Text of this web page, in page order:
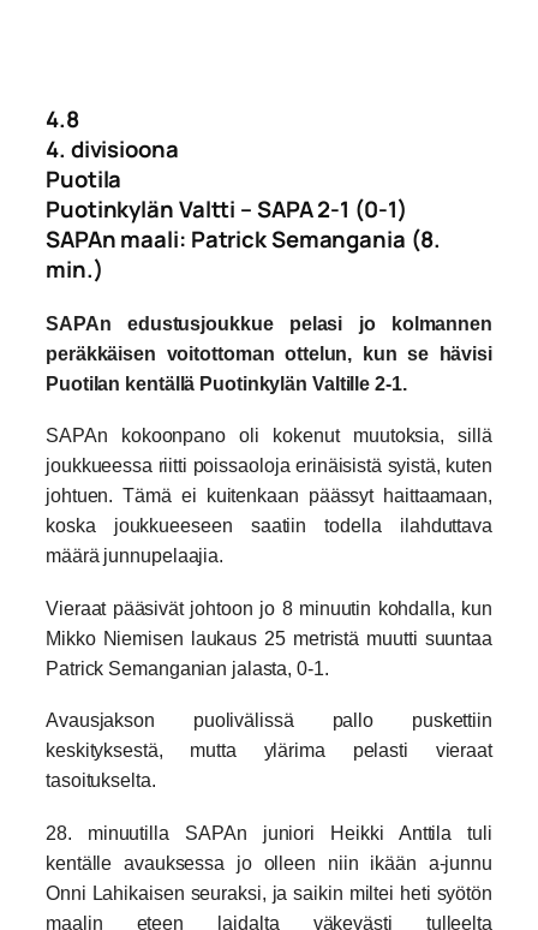
4.8
4. divisioona
Puotila
Puotinkylän Valtti – SAPA 2-1 (0-1)
SAPAn maali: Patrick Semangania (8.
min.)
SAPAn edustusjoukkue pelasi jo kolmannen
peräkkäisen voitottoman ottelun, kun se hävisi
Puotilan kentällä Puotinkylän Valtille 2-1.
SAPAn kokoonpano oli kokenut muutoksia, sillä
joukkueessa riitti poissaoloja erinäisistä syistä, kuten
johtuen. Tämä ei kuitenkaan päässyt haittaamaan,
koska joukkueeseen saatiin todella ilahduttava
määrä junnupelaajia.
Vieraat pääsivät johtoon jo 8 minuutin kohdalla, kun
Mikko Niemisen laukaus 25 metristä muutti suuntaa
Patrick Semanganian jalasta, 0-1.
Avausjakson puolivälissä pallo puskettiin
keskityksestä, mutta ylärima pelasti vieraat
tasoitukselta.
28. minuutilla SAPAn juniori Heikki Anttila tuli
kentälle avauksessa jo olleen niin ikään a-junnu
Onni Lahikaisen seuraksi, ja saikin miltei heti syötön
maalin eteen laidalta väkevästi tulleelta